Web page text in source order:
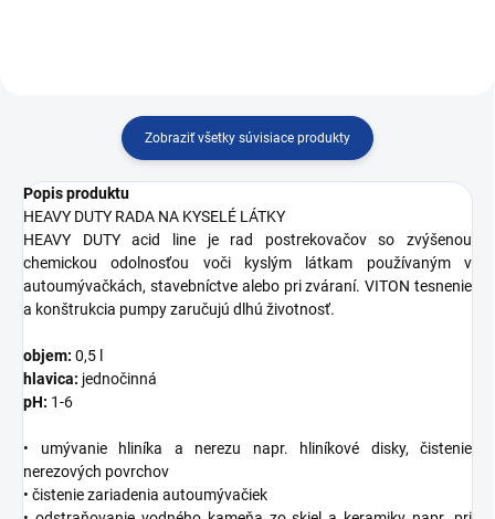
Zobraziť všetky súvisiace produkty
Popis produktu
HEAVY DUTY RADA NA KYSELÉ LÁTKY
HEAVY DUTY acid line je rad postrekovačov so zvýšenou
chemickou odolnosťou voči kyslým látkam používaným v
autoumývačkách, stavebníctve alebo pri zváraní. VITON tesnenie
a konštrukcia pumpy zaručujú dlhú životnosť.
objem: 0,5 l
hlavica: jednočinná
pH: 1-6
• umývanie hliníka a nerezu napr. hliníkové disky, čistenie
nerezových povrchov
• čistenie zariadenia autoumývačiek